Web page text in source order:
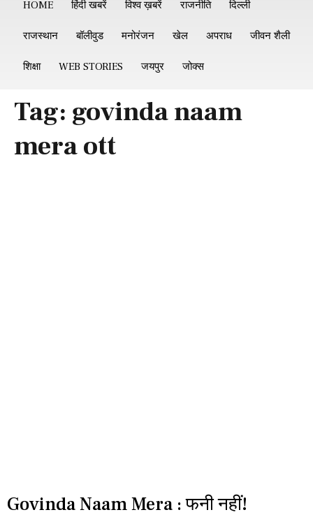
HOME हिंदी खबरें विश्व ख़बरें राजनीति दिल्ली
राजस्थान बॉलीवुड मनोरंजन खेल अपराध जीवन शैली
शिक्षा WEB STORIES जयपुर जोक्स
Tag: govinda naam
mera ott
Govinda Naam Mera : फनी नहीं!